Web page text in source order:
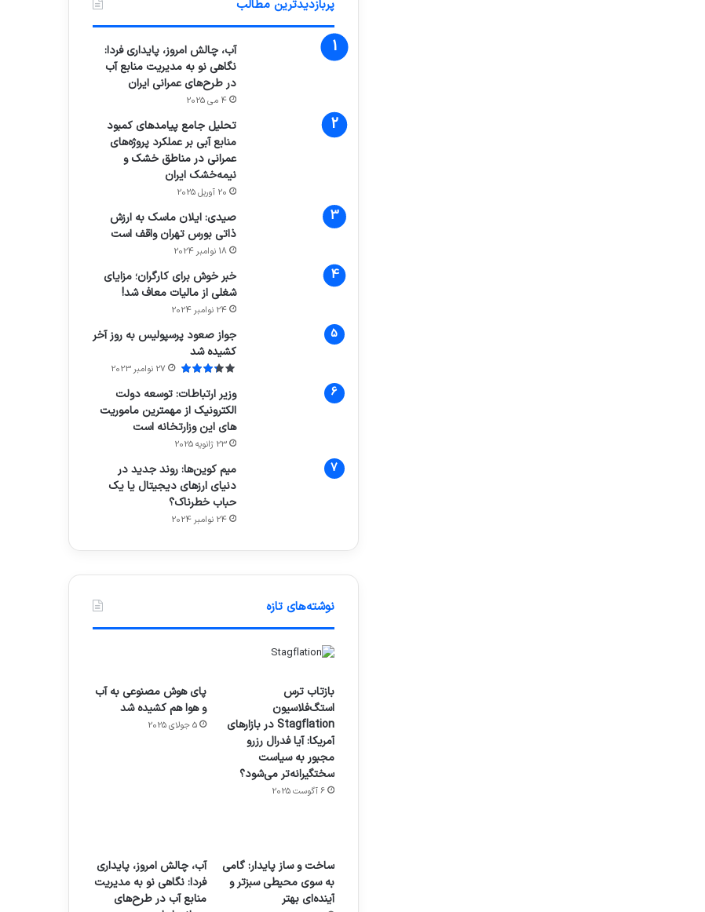
پربازدیدترین مطالب
آب، چالش امروز، پایداری فردا:
نگاهی نو به مدیریت منابع آب
در طرح‌های عمرانی ایران
4 می 2025
تحلیل جامع پیامدهای کمبود
منابع آبی بر عملکرد پروژه‌های
عمرانی در مناطق خشک و
نیمه‌خشک ایران
20 آوریل 2025
صیدی: ایلان ماسک به ارزش
ذاتی بورس تهران واقف است
18 نوامبر 2024
خبر خوش برای کارگران؛ مزایای
شغلی از مالیات معاف شد!
24 نوامبر 2024
جواز صعود پرسپولیس به روز آخر
کشیده شد
27 نوامبر 2023
وزیر ارتباطات: توسعه دولت
الکترونیک از مهمترین ماموریت
های این وزارتخانه است
23 ژانویه 2025
میم کوین‌ها: روند جدید در
دنیای ارزهای دیجیتال یا یک
حباب خطرناک؟
24 نوامبر 2024
نوشته‌های تازه
بازتاب ترس
استگ‌فلاسیون
Stagflation در بازارهای
آمریکا: آیا فدرال رزرو
مجبور به سیاست
سختگیرانه‌تر می‌شود؟
6 آگوست 2025
پای هوش مصنوعی به آب
و هوا هم کشیده شد
5 جولای 2025
ساخت و ساز پایدار: گامی
به سوی محیطی سبزتر و
آینده‌ای بهتر
آب، چالش امروز، پایداری
فردا: نگاهی نو به مدیریت
منابع آب در طرح‌های